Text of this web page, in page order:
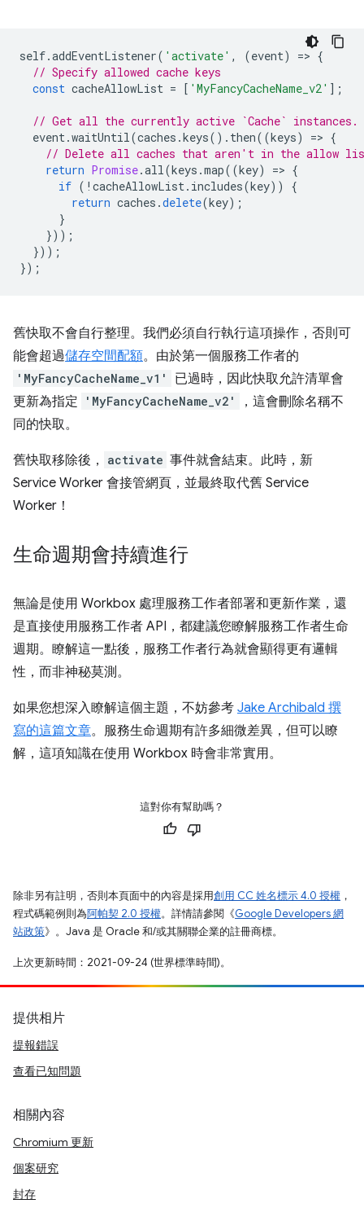
self.addEventListener( 'activate' , (event) => {
// Specify allowed cache keys
const cacheAllowList = [ 'MyFancyCacheName_v2' ];
// Get all the currently active `Cache` instances.
event.waitUntil(caches .keys(). then((keys) => {
// Delete all caches that aren't in the allow
return Promise.all(keys .map((key) => {
if ( ! cacheAllowList. includes(key))
{
return caches .delete(key);
}
}));
}));
});
舊快取不會自行整理。我們必須自行執行這項操作，否則可
能會超過儲存空間配額。由於第一個服務工作者的
'MyFancyCacheName_v1'
已過時，因此快取允許清單會
更新為指定
'MyFancyCacheName_v2'
，這會刪除名稱不
同的快取。
舊快取移除後， activate 事件就會結束。此時，新
Service Worker 會接管網頁，並最終取代舊 Service
Worker！
生命週期會持續進行
無論是使用 Workbox 處理服務工作者部署和更新作業，還
是直接使用服務工作者 API，都建議您瞭解服務工作者生命
週期。瞭解這一點後，服務工作者行為就會顯得更有邏輯
性，而非神秘莫測。
如果您想深入瞭解這個主題，不妨參考 Jake Archibald 撰
寫的這篇文章。服務生命週期有許多細微差異，但可以瞭
解，這項知識在使用 Workbox 時會非常實用。
這對你有幫助嗎？
除非另有註明，否則本頁面中的內容是採用創用 CC 姓名標示 4.0 授權 ，
程式碼範例則為阿帕契 2.0 授權。詳情請參閱《Google Developers 網
站政策》。Java 是 Oracle 和/或其關聯企業的註冊商標。
上次更新時間：2021-09-24 (世界標準時間)。
提供相片
提報錯誤
查看已知問題
相關內容
Chromium 更新
個案研究
封存